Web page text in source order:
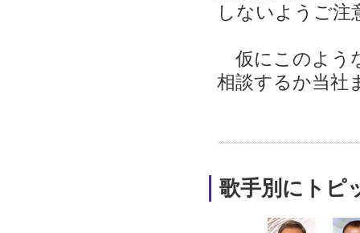
しないようご注
仮にこのよう
相談するか当社
歌手別にトピ